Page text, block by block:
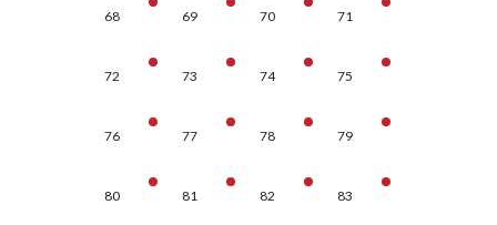
68 69 70 71
72 73 74 75
76 77 78 79
80 81 82 83